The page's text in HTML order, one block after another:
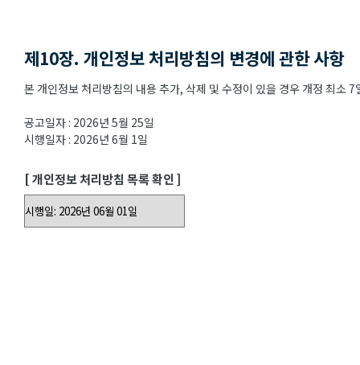
제10장. 개인정보 처리방침의 변경에 관한 사항
본 개인정보 처리방침의 내용 추가, 삭제 및 수정이 있을 경우 개정 최소
공고일자 : 2026년 5월 25일
시행일자 : 2026년 6월 1일
[ 개인정보 처리방침 목록 확인 ]